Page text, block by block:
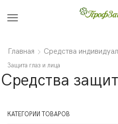
Menu
Главная Средства
Защита глаз и лица
Средства
КАТЕГОРИИ ТОВАРОВ